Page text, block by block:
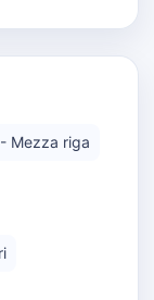
Mezza riga